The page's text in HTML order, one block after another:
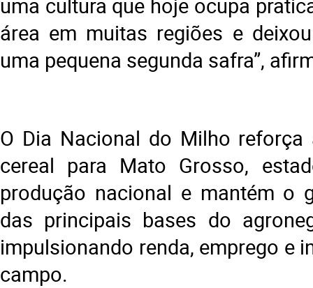
área em muitas regiões e
uma pequena segunda safra”,
O Dia Nacional do Milho reforça
cereal para Mato Grosso,
produção nacional e mantém o
das principais bases do
impulsionando renda, emprego e
campo.